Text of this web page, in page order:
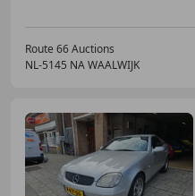
Route 66 Auctions
NL-5145 NA WAALWIJK